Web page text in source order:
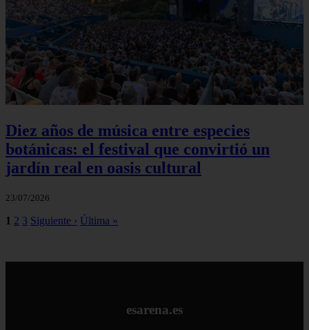
Diez años de música entre especies
botánicas: el festival que convirtió un
jardín real en oasis cultural
23/07/2026
1 2 3 Siguiente › Última »
esarena.es